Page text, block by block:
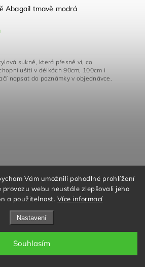
Vám umožnili pohodlné prohlížení
webu neustále zlepšovali jeho
a použitelnost. Více informací
Nastavení
Souhlasím
Abagail tmavě modrá
sukně, která přesně ví, co
ušíti v délkách 90cm, 100cm i
napsat do poznámky v objednávce.